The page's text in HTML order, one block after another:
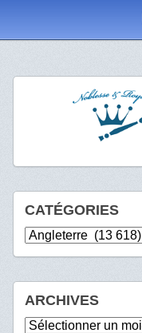
CATÉGORIES
Catégories
ARCHIVES
Archives